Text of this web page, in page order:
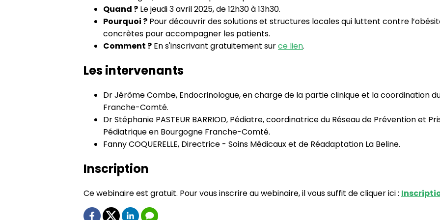
Quand ? Le jeudi 3 avril 2025, de 12h30 à 13h30.
Pourquoi ? Pour découvrir des solutions et structures locales qui luttent contre
concrètes pour accompagner les patients.
Comment ? En s'inscrivant gratuitement surce lien.
Les intervenants
Dr Jérôme Combe, Endocrinologue, en charge de la partie clinique et la coordination
Franche-Comté.
Dr Stéphanie PASTEUR BARRIOD, Pédiatre, coordinatrice du Réseau de Prévention et
Pédiatrique en Bourgogne Franche-Comté.
Fanny COQUERELLE, Directrice - Soins Médicaux et de Réadaptation La Beline.
Inscription
Ce webinaire est gratuit. Pour vous inscrire au webinaire, il vous suffit de cliquer ici :